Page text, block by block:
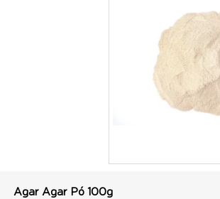
Agar Agar Pó 100g